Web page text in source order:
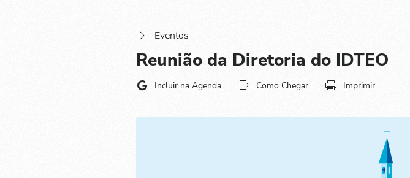
Eventos
Reunião da Diretoria do IDTEO
Incluir na Agenda Como Chegar Imprimir